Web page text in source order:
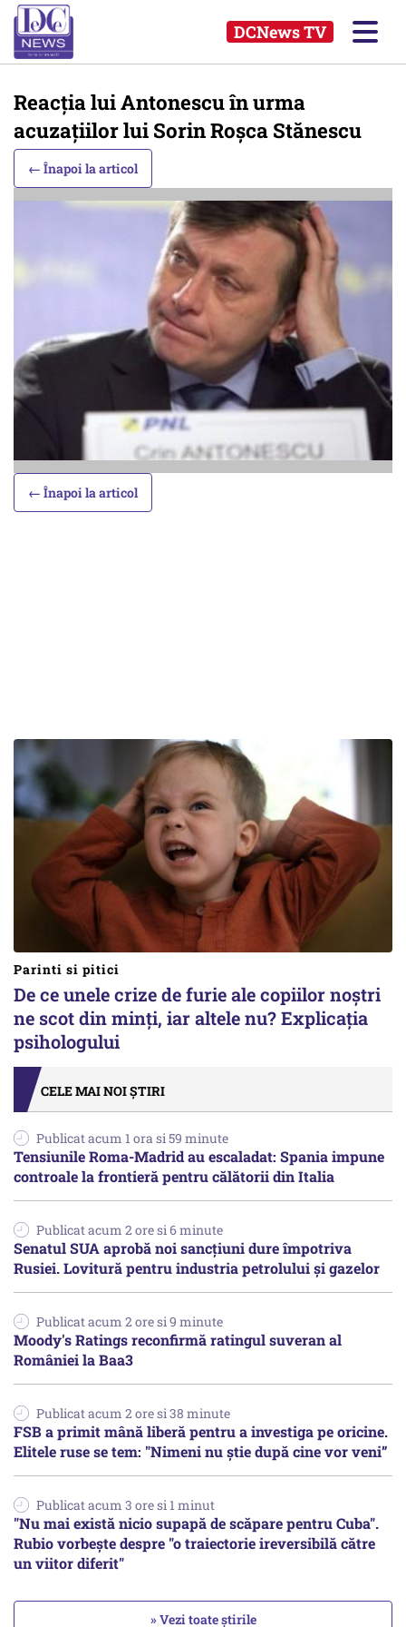
DCNews TV
Reacția lui Antonescu în urma
acuzațiilor lui Sorin Roșca Stănescu
← Înapoi la articol
← Înapoi la articol
Parinti si pitici
De ce unele crize de furie ale copiilor noștri
ne scot din minți, iar altele nu? Explicația
psihologului
CELE MAI NOI ȘTIRI
Publicat acum 1 ora si 59 minute
Tensiunile Roma-Madrid au escaladat: Spania impune
controale la frontieră pentru călătorii din Italia
Publicat acum 2 ore si 6 minute
Senatul SUA aprobă noi sancțiuni dure împotriva
Rusiei. Lovitură pentru industria petrolului și gazelor
Publicat acum 2 ore si 9 minute
Moody's Ratings reconfirmă ratingul suveran al
României la Baa3
Publicat acum 2 ore si 38 minute
FSB a primit mână liberă pentru a investiga pe oricine.
Elitele ruse se tem: "Nimeni nu știe după cine vor veni”
Publicat acum 3 ore si 1 minut
"Nu mai există nicio supapă de scăpare pentru Cuba".
Rubio vorbește despre "o traiectorie ireversibilă către
un viitor diferit"
» Vezi toate știrile